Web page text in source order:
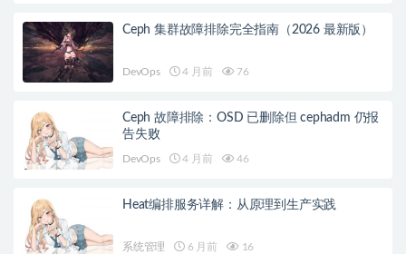
Ceph 集群故障排除完全指南（2026 最新版）
DevOps 4 月前 76
Ceph 故障排除：OSD 已删除但 cephadm 仍报
告失败
DevOps 4 月前 46
Heat编排服务详解：从原理到生产实践
系统管理 6 月前 16